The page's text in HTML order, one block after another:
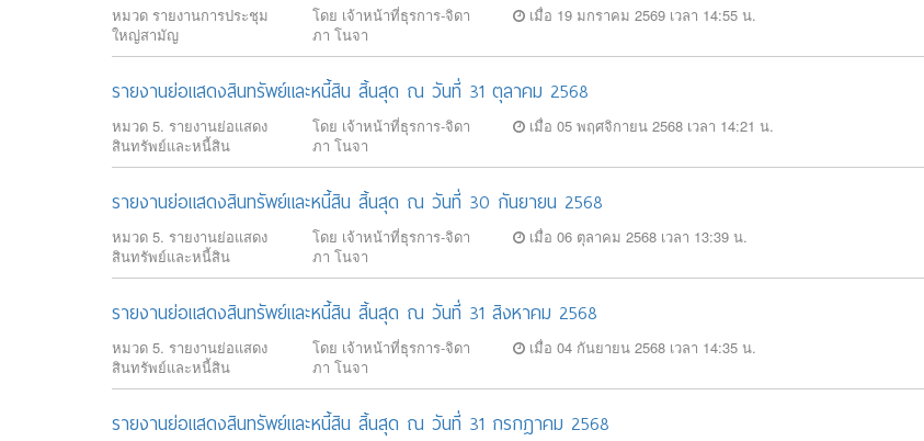
หมวด รายงานการประชุม
ใหญ่สามัญ
โดย เจ้าหน้าที่ธุรการ-จิดา
ภา โนจา
เมื่อ 19 มกราคม 2569 เวลา 14:55 น.
รายงานย่อแสดงสินทรัพย์และหนี้สิน สิ้นสุด ณ วันที่ 31 ตุลาคม 2568
หมวด 5. รายงานย่อแสดง
สินทรัพย์และหนี้สิน
โดย เจ้าหน้าที่ธุรการ-จิดา
ภา โนจา
เมื่อ 05 พฤศจิกายน 2568 เวลา 14:21 น.
รายงานย่อแสดงสินทรัพย์และหนี้สิน สิ้นสุด ณ วันที่ 30 กันยายน 2568
หมวด 5. รายงานย่อแสดง
สินทรัพย์และหนี้สิน
โดย เจ้าหน้าที่ธุรการ-จิดา
ภา โนจา
เมื่อ 06 ตุลาคม 2568 เวลา 13:39 น.
รายงานย่อแสดงสินทรัพย์และหนี้สิน สิ้นสุด ณ วันที่ 31 สิงหาคม 2568
หมวด 5. รายงานย่อแสดง
สินทรัพย์และหนี้สิน
โดย เจ้าหน้าที่ธุรการ-จิดา
ภา โนจา
เมื่อ 04 กันยายน 2568 เวลา 14:35 น.
รายงานย่อแสดงสินทรัพย์และหนี้สิน สิ้นสุด ณ วันที่ 31 กรกฎาคม 2568